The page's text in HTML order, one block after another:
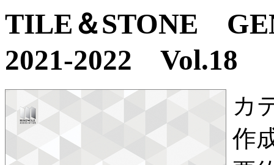
TILE＆STONE
2021-2022 Vol.18
カ
作